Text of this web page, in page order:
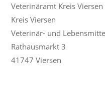
Veterinäramt Kreis Viersen
Kreis Viersen
Veterinär- und
Rathausmarkt 3
41747 Viersen